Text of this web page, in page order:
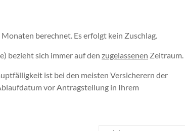
berechnet. Es erfolgt kein Zuschlag.
bezieht sich immer auf den zugelassenen Zeitraum.
ist bei den meisten Versicherern der
vor Antragstellung in Ihrem